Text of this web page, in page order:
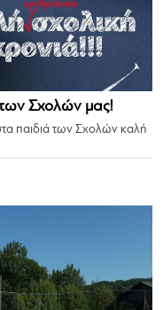
των Σχολών μας!
παιδιά των Σχολών καλή